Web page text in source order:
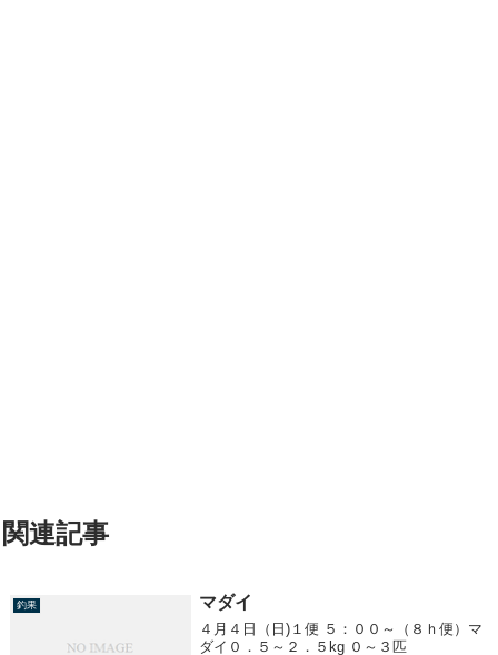
関連記事
釣果 マダイ
４月４日（日)１便 ５：００～（８ｈ便）マ
ダイ０．５～２．５kg ０～３匹